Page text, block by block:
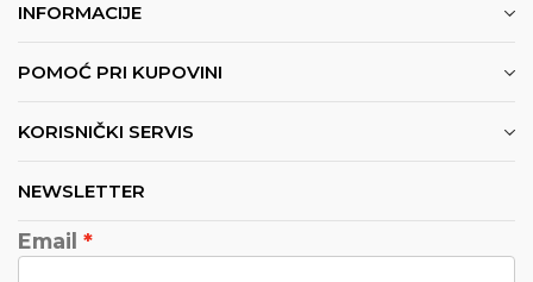
INFORMACIJE
POMOĆ PRI KUPOVINI
KORISNIČKI SERVIS
NEWSLETTER
Email